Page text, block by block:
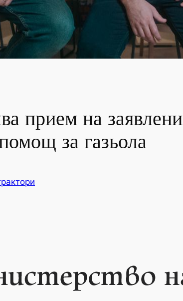
прием на
за газьола